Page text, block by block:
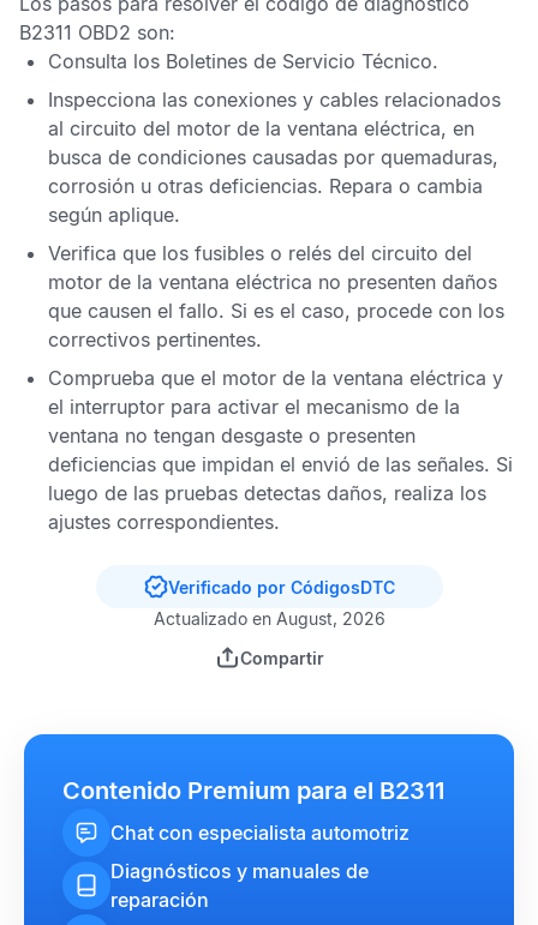
B2311 OBD2 son:
Consulta los Boletines de Servicio Técnico.
Inspecciona las conexiones y cables relacionados
al circuito del motor de la ventana eléctrica, en
busca de condiciones causadas por quemaduras,
corrosión u otras deficiencias. Repara o cambia
según aplique.
Verifica que los fusibles o relés del circuito del
motor de la ventana eléctrica no presenten daños
que causen el fallo. Si es el caso, procede con los
correctivos pertinentes.
Comprueba que el motor de la ventana eléctrica y
el interruptor para activar el mecanismo de la
ventana no tengan desgaste o presenten
deficiencias que impidan el envió de las señales. Si
luego de las pruebas detectas daños, realiza los
ajustes correspondientes.
Verificado por CódigosDTC
Actualizado en August, 2026
Compartir
Contenido Premium para el B2311
Chat con especialista automotriz
Diagnósticos y manuales de
reparación